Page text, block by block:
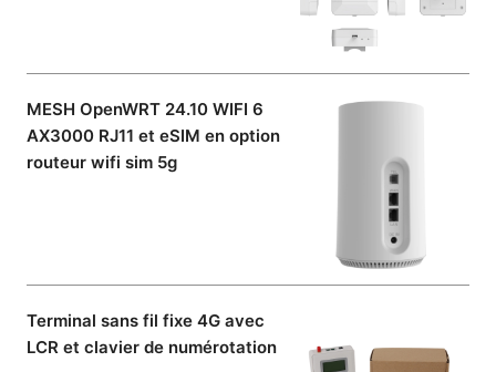
MESH OpenWRT 24.10 WIFI 6
AX3000 RJ11 et eSIM en option
routeur wifi sim 5g
Terminal sans fil fixe 4G avec
LCR et clavier de numérotation